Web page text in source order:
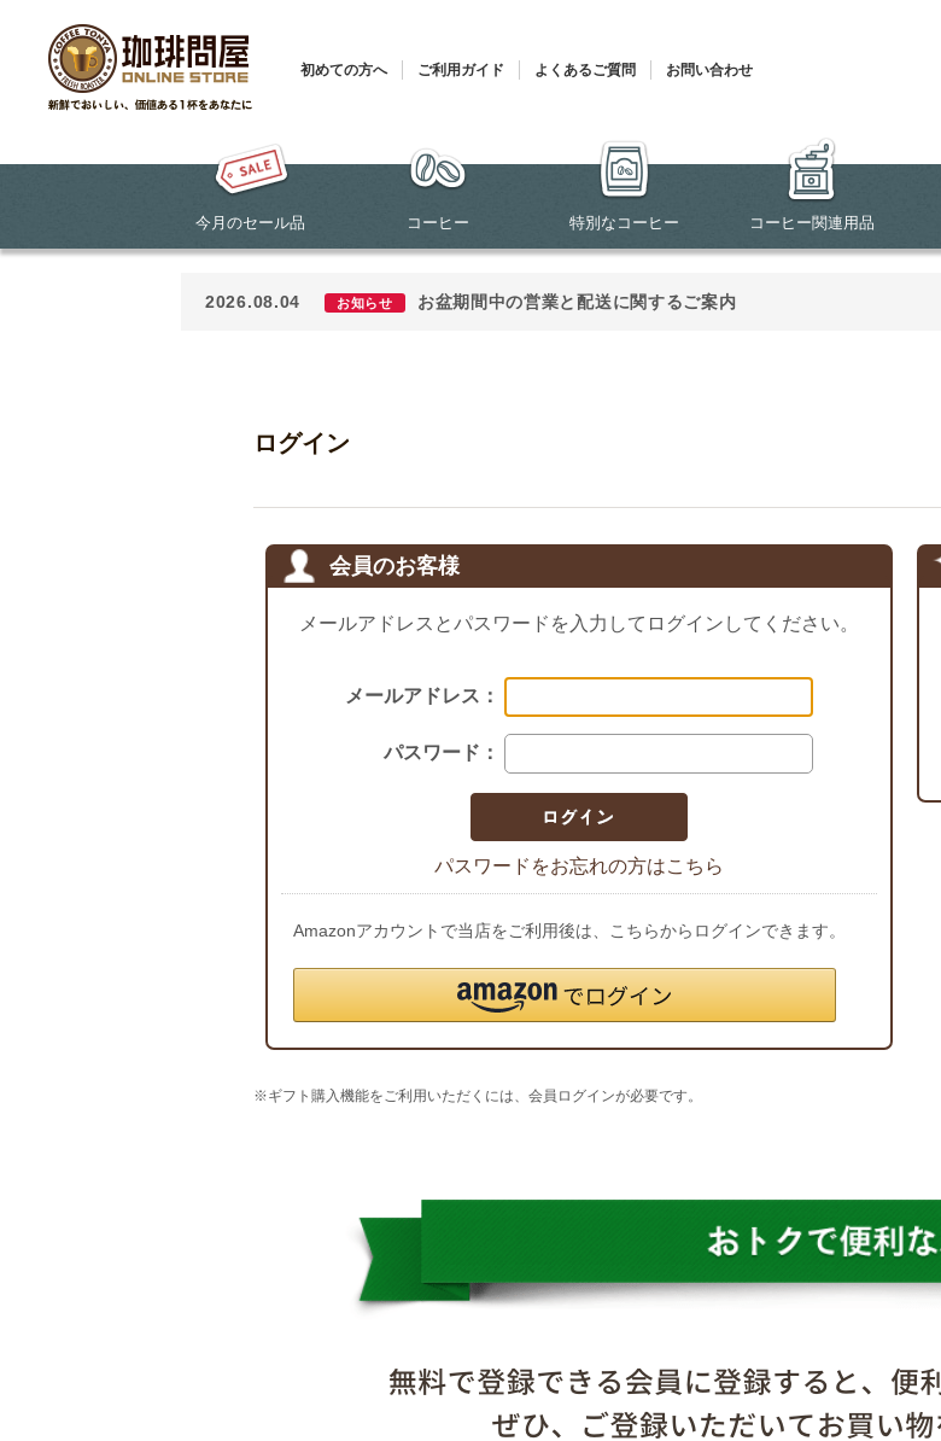
初めての方へ ご利用ガイド よくあるご質問
お問い合わせ
今月のセール品 コーヒー 特別なコーヒー コーヒー関連用品
2026.08.04 お知らせ お盆期間中の営業と配送に関するご案内
ログイン
会員のお客様
メールアドレスとパスワードを入力してログインしてください。
メールアドレス：
パスワード：
パスワードをお忘れの方はこちら
Amazonアカウントで当店をご利用後は、こちらからログインできます。
※ギフト購入機能をご利用いただくには、会員ログインが必要です。